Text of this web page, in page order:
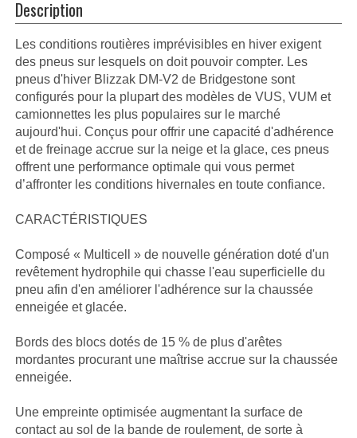
Description
Les conditions routières imprévisibles en hiver exigent
des pneus sur lesquels on doit pouvoir compter. Les
pneus d'hiver Blizzak DM-V2 de Bridgestone sont
configurés pour la plupart des modèles de VUS, VUM et
camionnettes les plus populaires sur le marché
aujourd'hui. Conçus pour offrir une capacité d'adhérence
et de freinage accrue sur la neige et la glace, ces pneus
offrent une performance optimale qui vous permet
d’affronter les conditions hivernales en toute confiance.
CARACTÉRISTIQUES
Composé « Multicell » de nouvelle génération doté d'un
revêtement hydrophile qui chasse l'eau superficielle du
pneu afin d'en améliorer l'adhérence sur la chaussée
enneigée et glacée.
Bords des blocs dotés de 15 % de plus d'arêtes
mordantes procurant une maîtrise accrue sur la chaussée
enneigée.
Une empreinte optimisée augmentant la surface de
contact au sol de la bande de roulement, de sorte à